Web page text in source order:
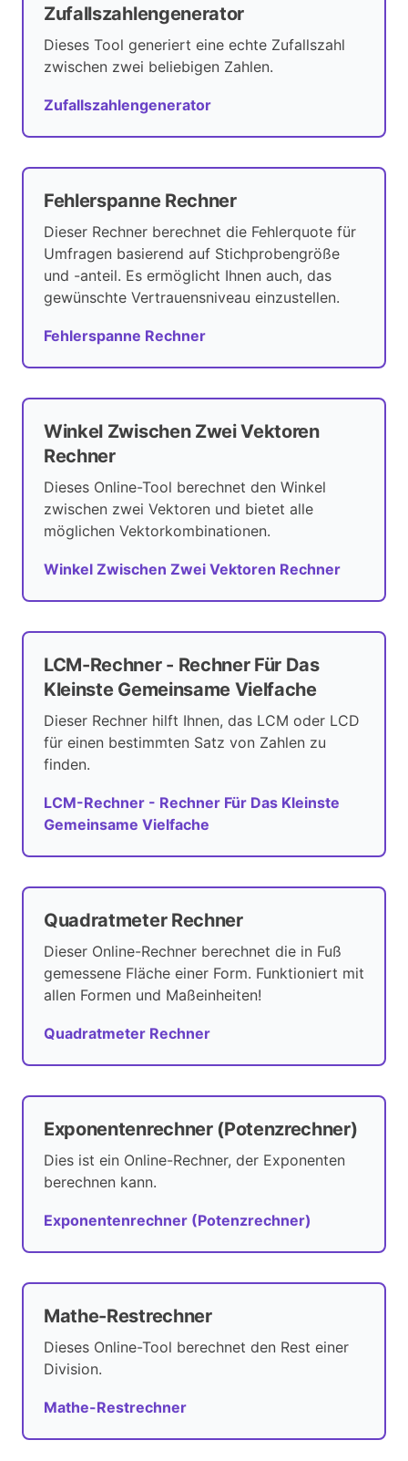
Zufallszahlengenerator
Dieses Tool generiert eine echte Zufallszahl
zwischen zwei beliebigen Zahlen.
Zufallszahlengenerator
Fehlerspanne Rechner
Dieser Rechner berechnet die Fehlerquote für
Umfragen basierend auf Stichprobengröße
und -anteil. Es ermöglicht Ihnen auch, das
gewünschte Vertrauensniveau einzustellen.
Fehlerspanne Rechner
Winkel Zwischen Zwei Vektoren
Rechner
Dieses Online-Tool berechnet den Winkel
zwischen zwei Vektoren und bietet alle
möglichen Vektorkombinationen.
Winkel Zwischen Zwei Vektoren Rechner
LCM-Rechner - Rechner Für Das
Kleinste Gemeinsame Vielfache
Dieser Rechner hilft Ihnen, das LCM oder LCD
für einen bestimmten Satz von Zahlen zu
finden.
LCM-Rechner - Rechner Für Das Kleinste
Gemeinsame Vielfache
Quadratmeter Rechner
Dieser Online-Rechner berechnet die in Fuß
gemessene Fläche einer Form. Funktioniert mit
allen Formen und Maßeinheiten!
Quadratmeter Rechner
Exponentenrechner (Potenzrechner)
Dies ist ein Online-Rechner, der Exponenten
berechnen kann.
Exponentenrechner (Potenzrechner)
Mathe-Restrechner
Dieses Online-Tool berechnet den Rest einer
Division.
Mathe-Restrechner